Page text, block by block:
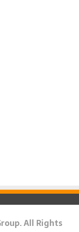
All Rights